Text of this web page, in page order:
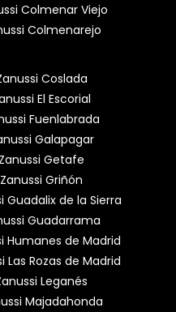
Colmenar Viejo
Colmenarejo
Coslada
El Escorial
Fuenlabrada
Galapagar
Getafe
Griñón
de la Sierra
Guadarrama
Humanes de Madrid
Rozas de Madrid
Leganés
Majadahonda